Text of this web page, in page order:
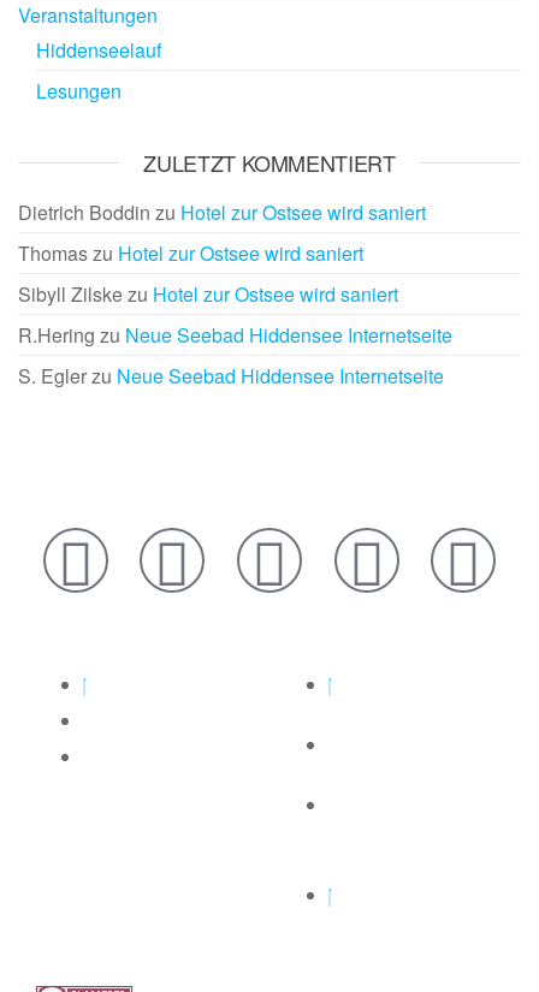
Veranstaltungen
Hiddenseelauf
Lesungen
ZULETZT KOMMENTIERT
Dietrich Boddin zu Hotel zur Ostsee wird saniert
Thomaszu Hotel zur Ostsee wird saniert
Sibyll Zilskezu Hotel zur Ostsee wird saniert
R.Hering zu Neue Seebad Hiddensee Internetseite
S. Eglerzu Neue Seebad Hiddensee Internetseite